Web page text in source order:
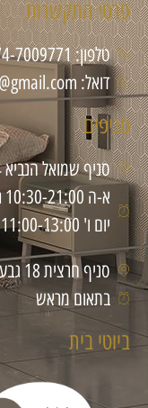
פרטי התקשרות
טלפון: 074-7009771
דואל: byb6471881@gmail.com
סניפים
סניף שמואל הנביא 84 ירושלים
א-ה 10:30-21:00 רצוף
יום ו' 11:00-13:00
סניף חרצית 18 גבעת זאב
בתאום מראש
ביוטי בית